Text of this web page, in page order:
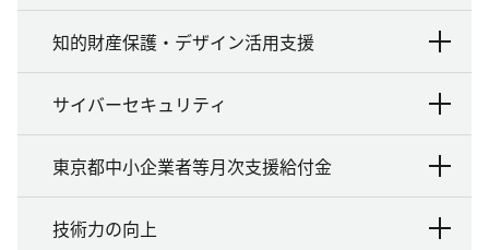
知的財産保護・デザイン活用支援
サイバーセキュリティ
東京都中小企業者等月次支援給付金
技術力の向上